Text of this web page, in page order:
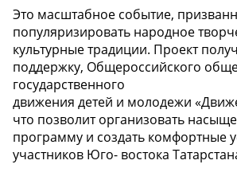
Это масштабное событие,
популяризировать народное
культурные традиции. Проект
поддержку, Общероссийского
государственного
движения детей и молодежи
что позволит организовать
программу и создать комфортные
участников Юго- востока